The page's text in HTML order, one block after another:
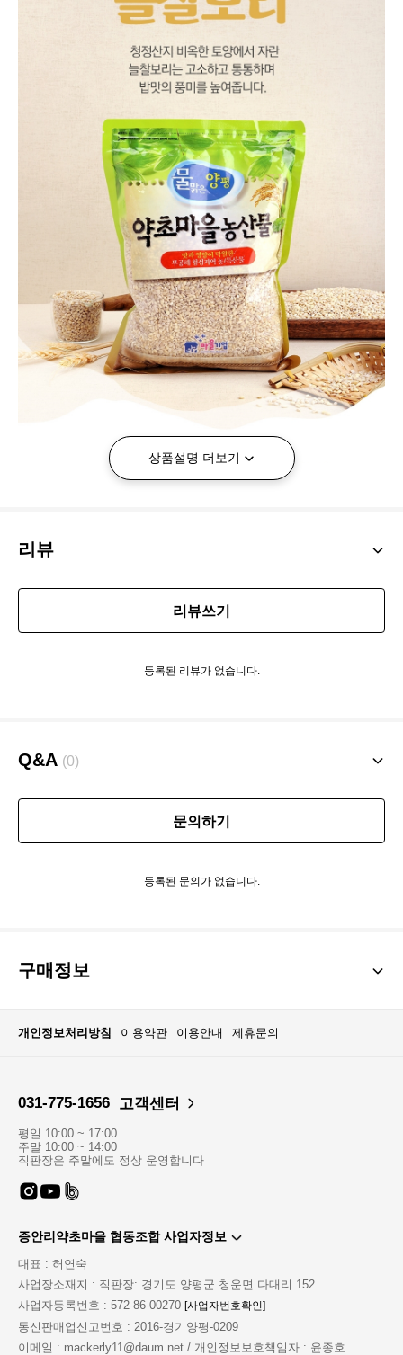
상품설명 더보기
리뷰
리뷰쓰기
등록된 리뷰가 없습니다.
Q&A (0)
문의하기
등록된 문의가 없습니다.
구매정보
개인정보처리방침 이용약관 이용안내 제휴문의
031-775-1656 고객센터
평일 10:00 ~ 17:00
주말 10:00 ~ 14:00
직판장은 주말에도 정상 운영합니다
증안리약초마을 협동조합 사업자정보
대표 : 허연숙
사업장소재지 : 직판장: 경기도 양평군 청운면 다대리 152
사업자등록번호 : 572-86-00270 [사업자번호확인]
통신판매업신고번호 : 2016-경기양평-0209
이메일 : mackerly11@daum.net / 개인정보보호책임자 : 윤종호